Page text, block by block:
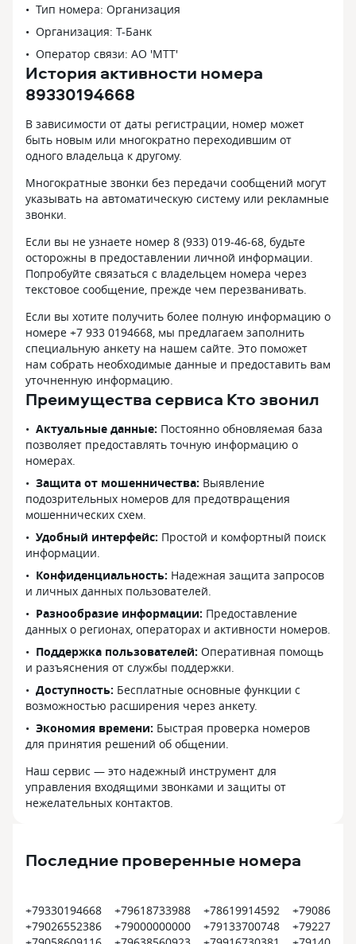
Тип номера: Организация
Организация: Т-Банк
Оператор связи: АО 'МТТ'
История активности номера
89330194668
В зависимости от даты регистрации, номер может
быть новым или многократно переходившим от
одного владельца к другому.
Многократные звонки без передачи сообщений могут
указывать на автоматическую систему или рекламные
звонки.
Если вы не узнаете номер 8 (933) 019-46-68, будьте
осторожны в предоставлении личной информации.
Попробуйте связаться с владельцем номера через
текстовое сообщение, прежде чем перезванивать.
Если вы хотите получить более полную информацию о
номере +7 933 0194668, мы предлагаем заполнить
специальную анкету на нашем сайте. Это поможет
нам собрать необходимые данные и предоставить вам
уточненную информацию.
Преимущества сервиса Кто звонил
Актуальные данные: Постоянно обновляемая база
позволяет предоставлять точную информацию о
номерах.
Защита от мошенничества: Выявление
подозрительных номеров для предотвращения
мошеннических схем.
Удобный интерфейс: Простой и комфортный поиск
информации.
Конфиденциальность: Надежная защита запросов
и личных данных пользователей.
Разнообразие информации: Предоставление
данных о регионах, операторах и активности номеров.
Поддержка пользователей: Оперативная помощь
и разъяснения от службы поддержки.
Доступность: Бесплатные основные функции с
возможностью расширения через анкету.
Экономия времени: Быстрая проверка номеров
для принятия решений об общении.
Наш сервис — это надежный инструмент для
управления входящими звонками и защиты от
нежелательных контактов.
Последние проверенные номера
+79330194668
+79026552386
+79618733988
+79000000000
+78619914592
+79133700748